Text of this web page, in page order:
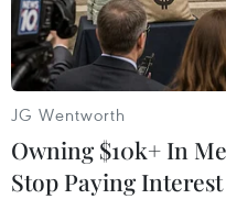
JG Wentworth
Owning $10k+ In
Stop Paying